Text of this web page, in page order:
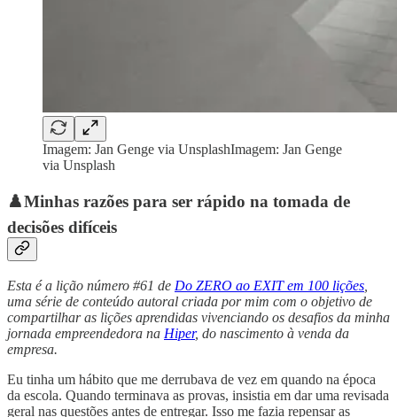
Imagem: Jan Genge via UnsplashImagem: Jan Genge
via Unsplash
♟️Minhas razões para ser rápido na tomada de
decisões difíceis
Esta é a lição número #61 de Do ZERO ao EXIT em 100 lições
uma série de conteúdo autoral criada por mim com o objetivo de
compartilhar as lições aprendidas vivenciando os desafios da minha
jornada empreendedora na Hiper, do nascimento à venda da
empresa.
Eu tinha um hábito que me derrubava de vez em quando na época
da escola. Quando terminava as provas, insistia em dar uma revisada
geral nas questões antes de entregar. Isso me fazia repensar as